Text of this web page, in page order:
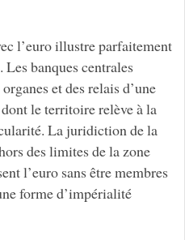
l’euro illustre parfaitement
banques centrales
et des relais d’une
le territoire relève à la
La juridiction de la
des limites de la zone
l’euro sans être membres
forme d’impérialité